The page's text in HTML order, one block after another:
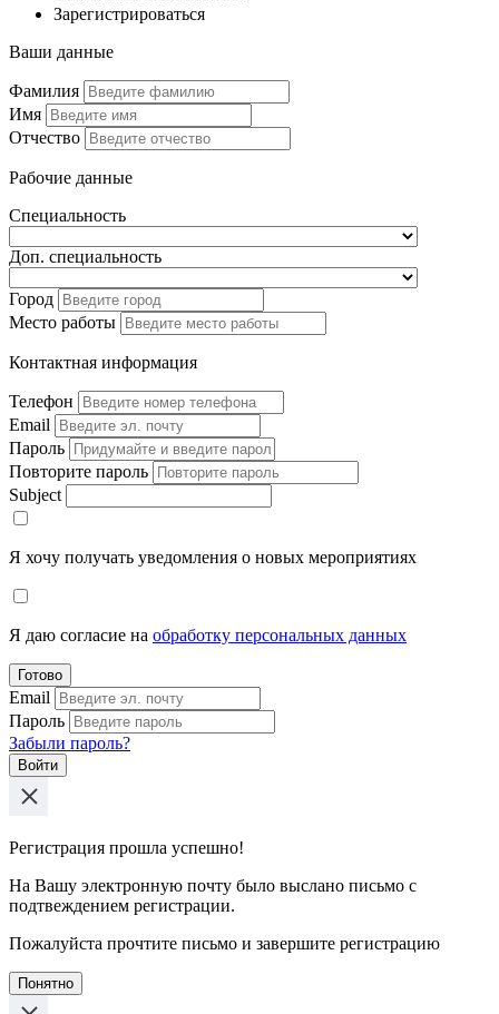
Зарегистрироваться
Ваши данные
Фамилия
Имя
Отчество
Рабочие данные
Специальность
Доп. специальность
Город
Место работы
Контактная информация
Телефон
Email
Пароль
Повторите пароль
Subject
Я хочу получать уведомления о новых мероприятиях
Я даю согласие на обработку персональных данных
Готово
Email
Пароль
Забыли пароль?
Войти
Регистрация прошла успешно!
На Вашу электронную почту было выслано письмо с
подтвеждением регистрации.
Пожалуйста прочтите письмо и завершите регистрацию
Понятно